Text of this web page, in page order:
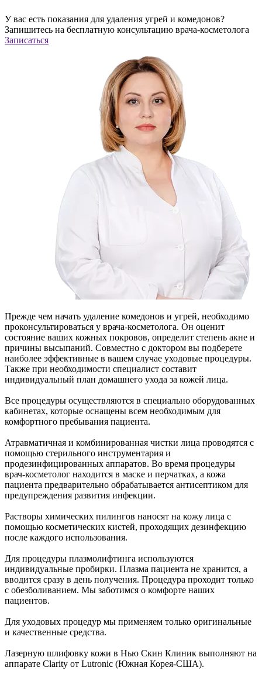
У вас есть показания для удаления угрей и комедонов?
Запишитесь на бесплатную конcультацию врача-косметолога
Записаться
Прежде чем начать удаление комедонов и угрей, необходимо
проконсультироваться у врача-косметолога. Он оценит
состояние ваших кожных покровов, определит степень акне и
причины высыпаний. Совместно с доктором вы подберете
наиболее эффективные в вашем случае уходовые процедуры.
Также при необходимости специалист составит
индивидуальный план домашнего ухода за кожей лица.
Все процедуры осуществляются в специально оборудованных
кабинетах, которые оснащены всем необходимым для
комфортного пребывания пациента.
Атравматичная и комбинированная чистки лица проводятся с
помощью стерильного инструментария и
продезинфицированных аппаратов. Во время процедуры
врач-косметолог находится в маске и перчатках, а кожа
пациента предварительно обрабатывается антисептиком для
предупреждения развития инфекции.
Растворы химических пилингов наносят на кожу лица с
помощью косметических кистей, проходящих дезинфекцию
после каждого использования.
Для процедуры плазмолифтинга используются
индивидуальные пробирки. Плазма пациента не хранится, а
вводится сразу в день получения. Процедура проходит только
с обезболиванием. Мы заботимся о комфорте наших
пациентов.
Для уходовых процедур мы применяем только оригинальные
и качественные средства.
Лазерную шлифовку кожи в Нью Скин Клиник выполняют на
аппарате Clarity от Lutronic (Южная Корея-США).